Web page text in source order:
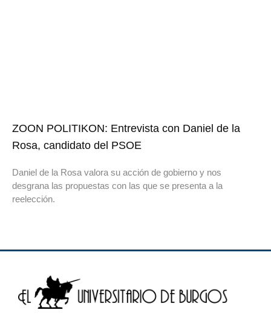
ZOON POLITIKON: Entrevista con Daniel de la
Rosa, candidato del PSOE
Daniel de la Rosa valora su acción de gobierno y nos
desgrana las propuestas con las que se presenta a la
reelección.